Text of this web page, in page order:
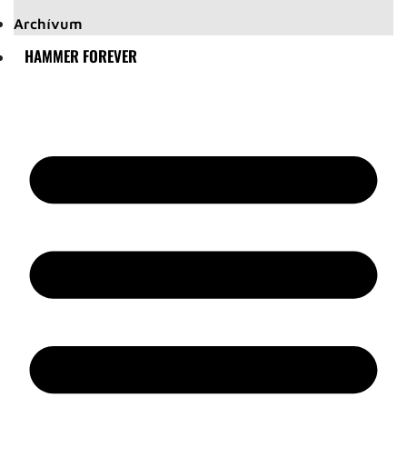
Archívum
HAMMER FOREVER